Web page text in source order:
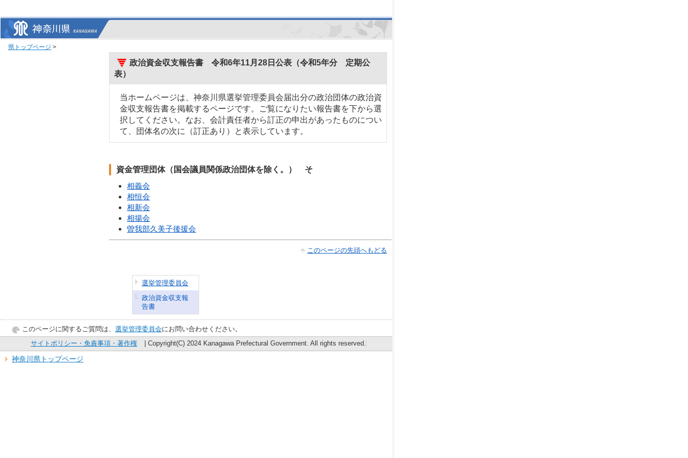
県トップページ >
政治資金収支報告書 令和6年11月28日公表（令和5年分 定期公
表）
当ホームページは、神奈川県選挙管理委員会届出分の政治団体の政治資
金収支報告書を掲載するページです。ご覧になりたい報告書を下から選
択してください。なお、会計責任者から訂正の申出があったものについ
て、団体名の次に（訂正あり）と表示しています。
資金管理団体（国会議員関係政治団体を除く。） そ
相義会
相恒会
相新会
相揚会
曽我部久美子後援会
このページの先頭へもどる
選挙管理委員会
政治資金収支報
告書
このページに関するご質問は、 選挙管理委員会にお問い合わせください。
サイトポリシー・免責事項・著作権
| Copyright(C) 2024 Kanagawa Prefectural Government. All rights reserved.
神奈川県トップページ